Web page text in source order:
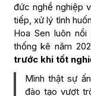
đức nghề nghiệp
tiếp, xử lý tình
Hoa Sen luôn
thống kê năm
trước khi tốt
Mình thật sự
đào tạo vượt